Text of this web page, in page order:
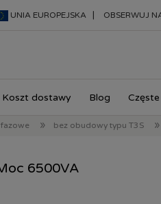
Koszt dostawy Blog
» bez obudowy typu T3S »
UNIA EUROPEJSKA OBSERWUJ
6500VA